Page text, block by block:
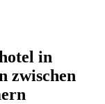
in
zwischen